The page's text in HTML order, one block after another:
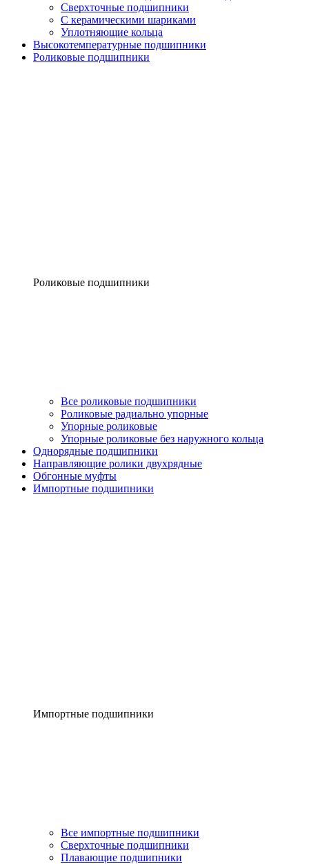
Сверхточные подшипники
С керамическими шариками
Уплотняющие кольца
Высокотемпературные подшипники
Роликовые подшипники
Роликовые подшипники
Все роликовые подшипники
Роликовые радиально упорные
Упорные роликовые
Упорные роликовые без наружного кольца
Однорядные подшипники
Направляющие ролики двухрядные
Обгонные муфты
Импортные подшипники
Импортные подшипники
Все импортные подшипники
Сверхточные подшипники
Плавающие подшипники